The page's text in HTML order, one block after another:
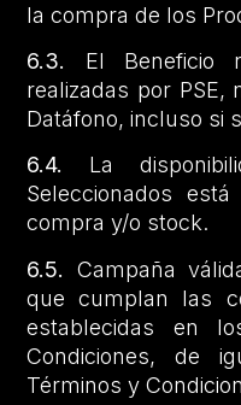
la compra de los
6.3.
El Beneficio
realizadas por PSE,
Datáfono, incluso si
6.4.
La
Seleccionados
compra y/o stock.
6.5.
Campaña
que cumplan las
establecidas en
Condiciones, de
Términos y